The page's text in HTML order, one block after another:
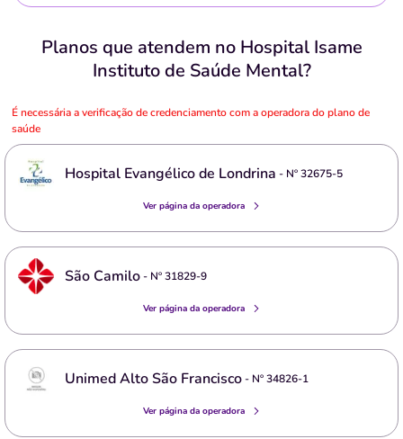
Planos que atendem no Hospital Isame
Instituto de Saúde Mental?
É necessária a verificação de credenciamento com a operadora do plano de
saúde
Hospital Evangélico de Londrina - Nº32675-5
Ver página da operadora
São Camilo- Nº31829-9
Ver página da operadora
Unimed Alto São Francisco- Nº34826-1
Ver página da operadora